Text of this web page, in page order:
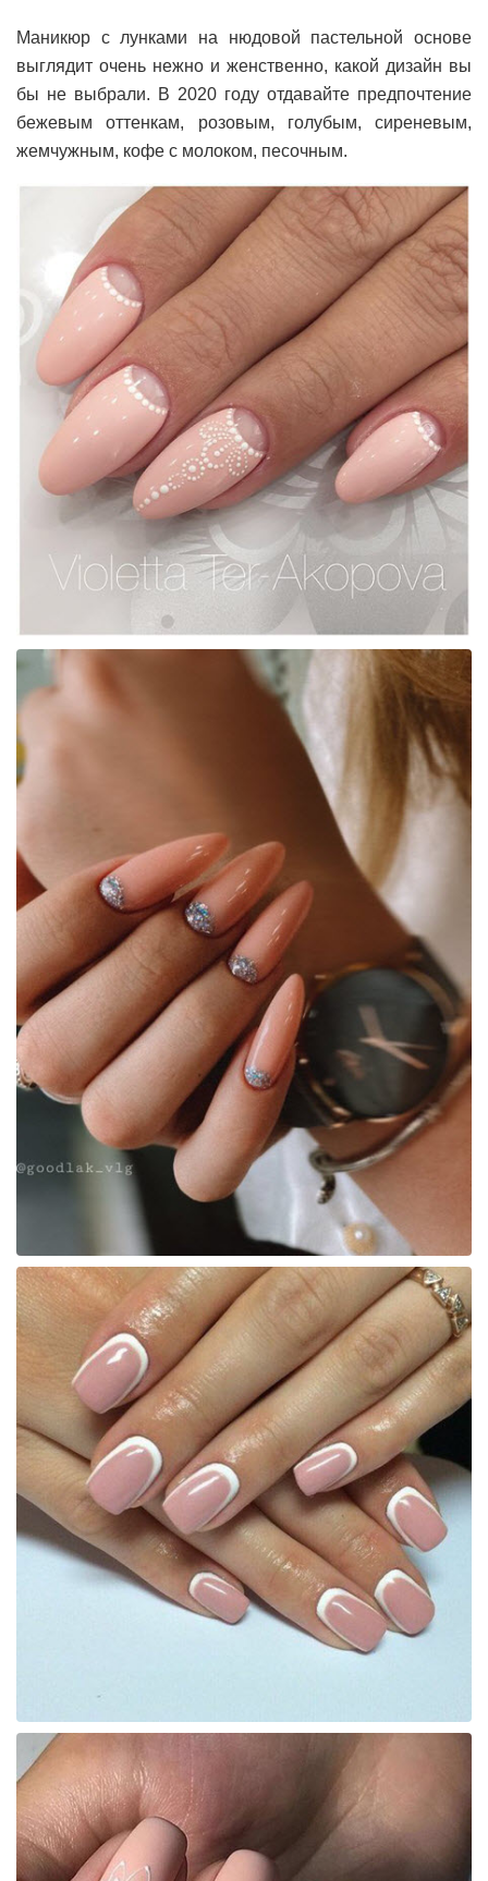
Маникюр с лунками на нюдовой пастельной основе
выглядит очень нежно и женственно, какой дизайн вы
бы не выбрали. В 2020 году отдавайте предпочтение
бежевым оттенкам, розовым, голубым, сиреневым,
жемчужным, кофе с молоком, песочным.